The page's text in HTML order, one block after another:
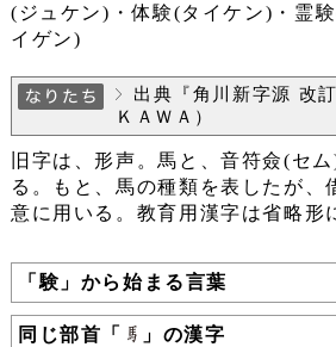
(ジュケン)・体験(タイケン)・霊
イゲン)
出典『角川新字源 改
ＫＡＷＡ）
旧字は、形声。馬と、音符僉(セ
る。もと、馬の種類を表したが、
意に用いる。教育用漢字は省略形
「験」から始まる言葉
同じ部首「 」の漢字